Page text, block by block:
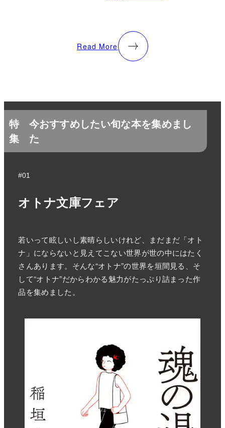
Read More
特
集
今おすすめしたい旬な本を集めまし
た
#01
オトナ文庫フェア
若いって眩しいし素晴らしいけれど、まだまだ「オト
ナ」にならないと見えてこない世界が世の中にはたく
さんあります。そんな“オトナ”の世界を垣間見る、そ
して“オトナ”だからわかる魅力がたっぷり詰まった作
品を集めました。